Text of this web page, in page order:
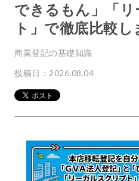
できるもん」「
ト」で徹底比較し
商業登記の基礎知識
投稿日：2026.08.04